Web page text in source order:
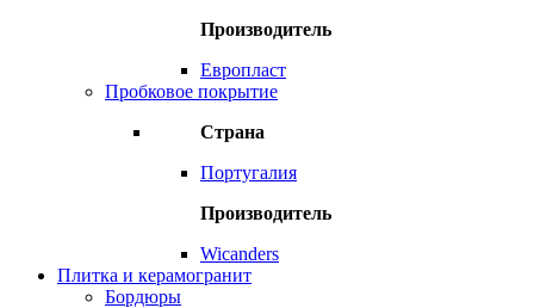
Производитель
Европласт
Пробковое покрытие
Страна
Португалия
Производитель
Wicanders
Плитка и керамогранит
Бордюры